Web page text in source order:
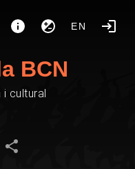
EN
BCN
cultural